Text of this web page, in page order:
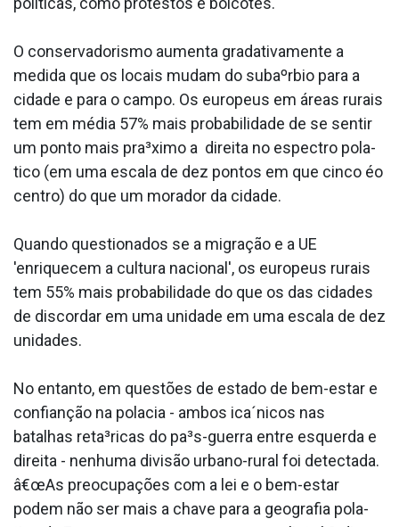
O conservadorismo aumenta gradativamente a
medida que os locais mudam do subaºrbio para a
cidade e para o campo. Os europeus em áreas rurais
tem em média 57% mais probabilidade de se sentir
um ponto mais pra³ximo a direita no espectro pola­
tico (em uma escala de dez pontos em que cinco éo
centro) do que um morador da cidade.
Quando questionados se a migração e a UE
'enriquecem a cultura nacional', os europeus rurais
tem 55% mais probabilidade do que os das cidades
de discordar em uma unidade em uma escala de dez
unidades.
No entanto, em questões de estado de bem-estar e
confianção na pola­cia - ambos ica´nicos nas
batalhas reta³ricas do pa³s-guerra entre esquerda e
direita - nenhuma divisão urbano-rural foi detectada.
â€œAs preocupações com a lei e o bem-estar
podem não ser mais a chave para a geografia pola­